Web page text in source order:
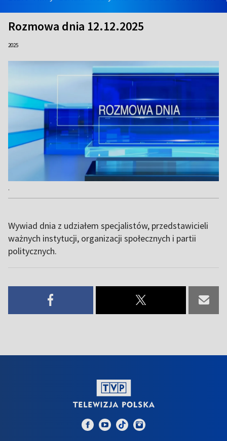
Rozmowa dnia 12.12.2025
2025
.
Wywiad dnia z udziałem specjalistów, przedstawicieli
ważnych instytucji, organizacji społecznych i partii
politycznych.